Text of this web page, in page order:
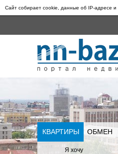
Сайт собирает cookie, данные об IP-адресе
КВАРТИРЫ ОБМЕН
Я хочу